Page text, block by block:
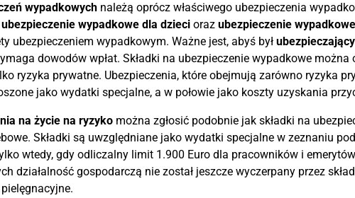
wypadkowychnależą oprócz właściwego ubezpieczenia
ubezpieczenie wypadkowe dla dziecioraz ubezpieczenie
ubezpieczeniem wypadkowym. Ważne jest, abyś był
dowodów wpłat. Składki na ubezpieczenie wypadkowe można
ryzyka prywatne. Ubezpieczenia, które obejmują zarówno ryzyka
jako wydatki specjalne, a w połowie jako koszty uzyskania
na życie na ryzykomożna zgłosić podobnie jak składki na
Składki są uwzględniane jako wydatki specjalne w zeznaniu
wtedy, gdy odliczalny limit 1.900 Euro dla pracowników i
działalność gospodarczą nie został jeszcze wyczerpany przez